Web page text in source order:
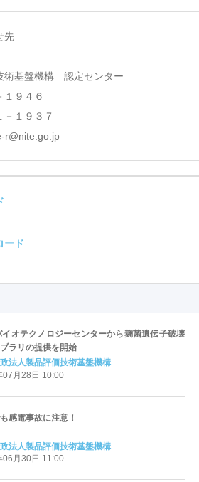
先
術基盤機構 認定センター
－１９４６
－１９３７
r@nite.go.jp
ード
イオテクノロジーセンターから麹菌遺伝子破壊
ラリの提供を開始
法人製品評価技術基盤機構
07月28日 10:00
感電事故に注意！
法人製品評価技術基盤機構
06月30日 11:00